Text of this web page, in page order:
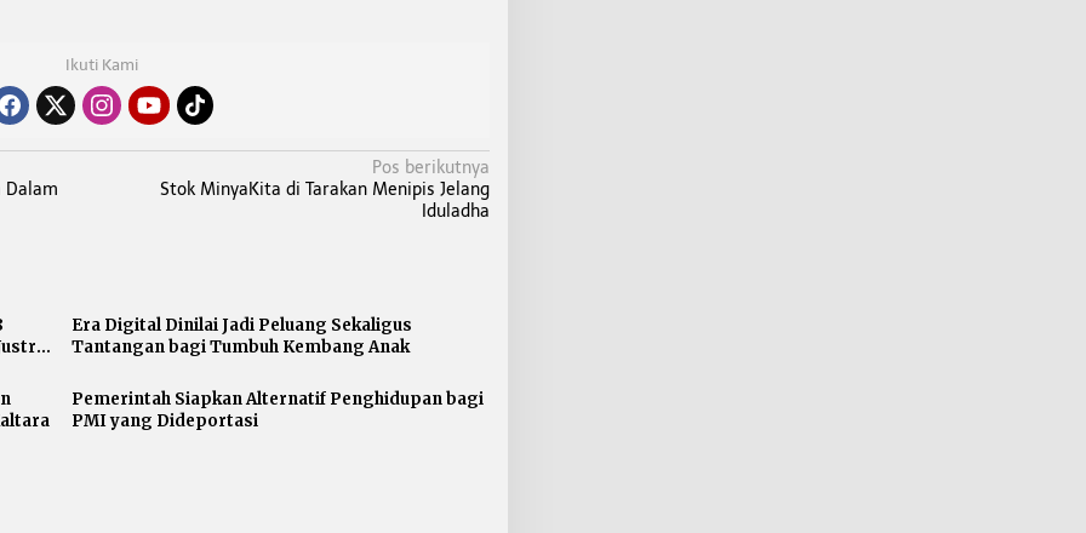
Ikuti Kami
Dalam
Pos berikutnya
Stok MinyaKita di Tarakan Menipis Jelang
Iduladha
Era Digital Dinilai Jadi Peluang Sekaligus
Tantangan bagi Tumbuh Kembang Anak
Pemerintah Siapkan Alternatif Penghidupan bagi
PMI yang Dideportasi